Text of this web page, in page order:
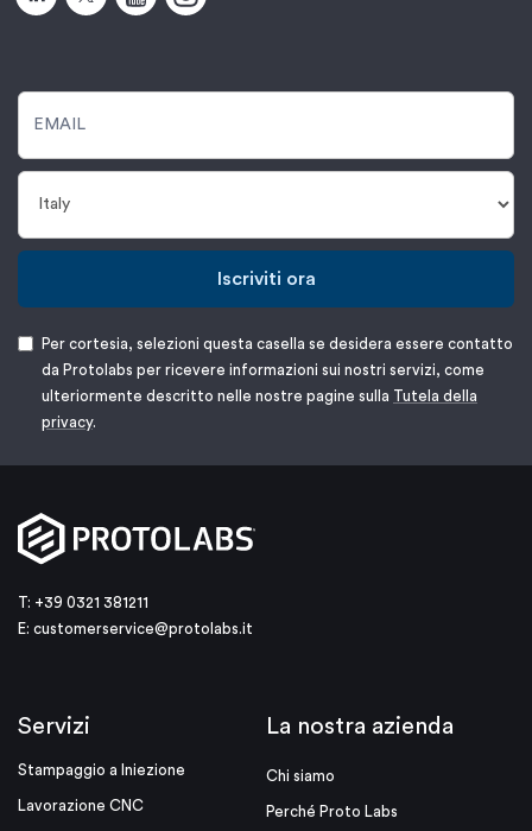
Iscriviti ora
Per cortesia, selezioni questa casella se desidera essere contatto
da Protolabs per ricevere informazioni sui nostri servizi, come
ulteriormente descritto nelle nostre pagine sulla Tutela della
privacy.
T: +39 0321 381211
E: customerservice@protolabs.it
Servizi
Stampaggio a Iniezione
Lavorazione CNC
La nostra azienda
Chi siamo
Perché Proto Labs